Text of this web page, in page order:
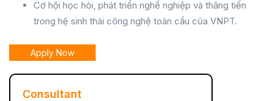
Cơ hội học hỏi, phát triển nghề nghiệp và thăng tiến
trong hệ sinh thái công nghệ toàn cầu của VNPT.
Apply Now
Consultant